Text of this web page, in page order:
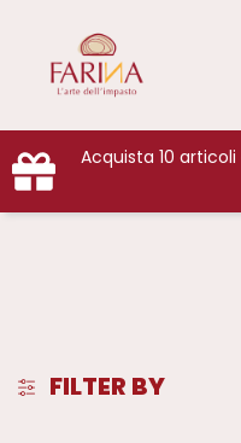
Acquista 10
FILTER BY